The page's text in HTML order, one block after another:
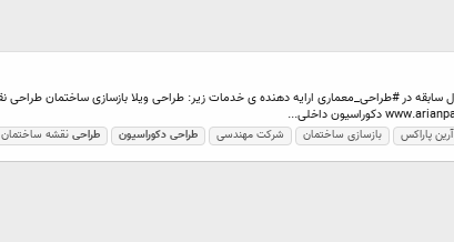
آرین پاراکس بازسازی ساختمان شرکت مهندسی طراحی دکوراسیون طراحی نقشه ساختمان